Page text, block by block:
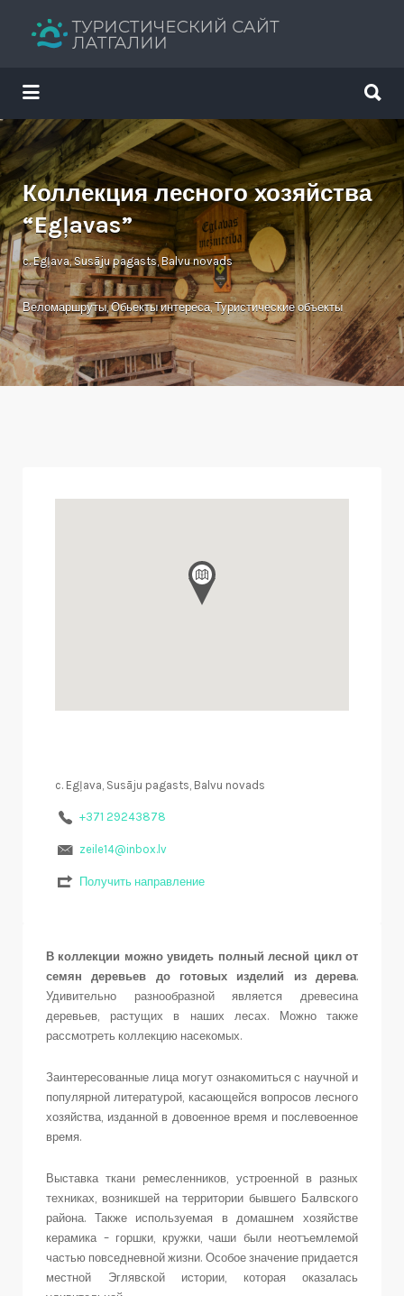
Путеводитель твоего отдыха
Искать:
Коллекция лесного хозяйства
“Egļavas”
c. Egļava, Susāju pagasts, Balvu novads
Веломаршруты,Обьекты интереса,Туристические объекты
c. Egļava, Susāju pagasts, Balvu novads
+371 29243878
zeile14@inbox.lv
Получить направление
В коллекции можно увидеть полный лесной цикл от
семян деревьев до готовых изделий из дерева.
Удивительно разнообразной является древесина
деревьев, растущих в наших лесах. Можно также
рассмотреть коллекцию насекомых.
Заинтересованные лица могут ознакомиться с научной и
популярной литературой, касающейся вопросов лесного
хозяйства, изданной в довоенное время и послевоенное
время.
Выставка ткани ремесленников, устроенной в разных
техниках, возникшей на территории бывшего Балвского
района. Также используемая в домашнем хозяйстве
керамика – горшки, кружки, чаши были неотъемлемой
частью повседневной жизни. Особое значение придается
местной Эглявской истории, которая оказалась